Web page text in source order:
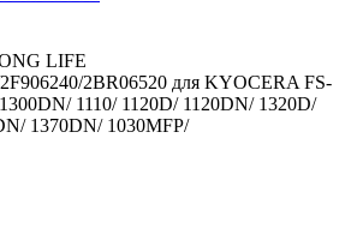
LIFE
2BR06520 для KYOCERA FS-
1110/ 1120D/ 1120DN/ 1320D/
1370DN/ 1030MFP/